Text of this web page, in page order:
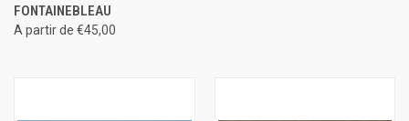
FONTAINEBLEAU
A partir de €45,00